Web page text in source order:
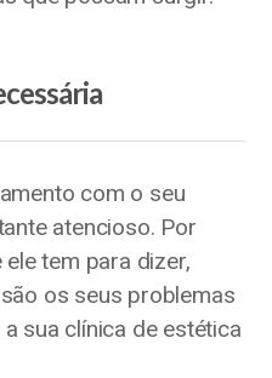
com o seu
atencioso. Por
tem para dizer,
os seus problemas
sua clínica de estética